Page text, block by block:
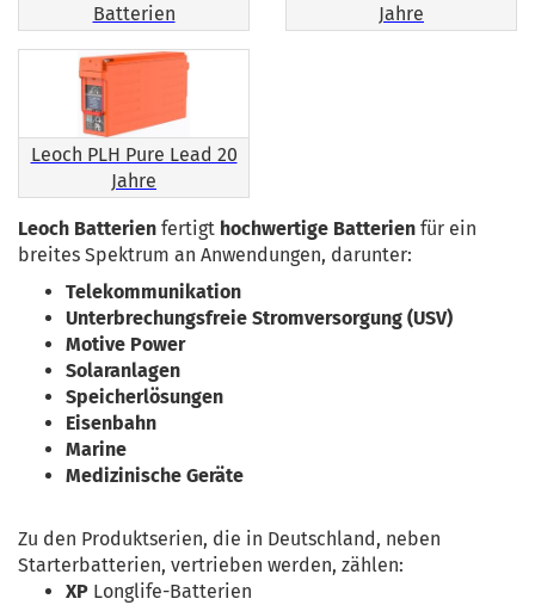
Batterien
Jahre
Leoch PLH Pure Lead 20
Jahre
Leoch Batterien fertigt hochwertige Batterien für ein
breites Spektrum an Anwendungen, darunter:
Telekommunikation
Unterbrechungsfreie Stromversorgung (USV)
Motive Power
Solaranlagen
Speicherlösungen
Eisenbahn
Marine
Medizinische Geräte
Zu den Produktserien, die in Deutschland, neben
Starterbatterien, vertrieben werden, zählen:
XP Longlife-Batterien